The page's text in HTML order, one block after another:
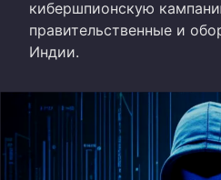
кибершпионскую
правительственные и
Индии.